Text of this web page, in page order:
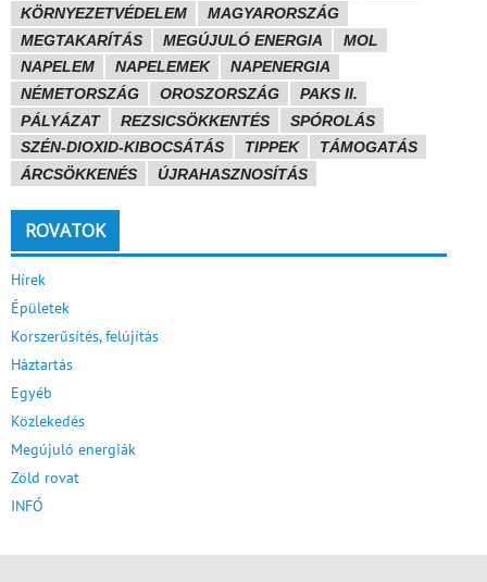
KÖRNYEZETVÉDELEM
MAGYARORSZÁG
MEGTAKARÍTÁS
MEGÚJULÓ ENERGIA
MOL
NAPELEM
NAPELEMEK
NAPENERGIA
NÉMETORSZÁG
OROSZORSZÁG
PAKS II.
PÁLYÁZAT
REZSICSÖKKENTÉS
SPÓROLÁS
SZÉN-DIOXID-KIBOCSÁTÁS
TIPPEK
TÁMOGATÁS
ÁRCSÖKKENÉS
ÚJRAHASZNOSÍTÁS
ROVATOK
Hírek
Épületek
Korszerűsítés, felújítás
Háztartás
Egyéb
Közlekedés
Megújuló energiák
Zöld rovat
INFÓ